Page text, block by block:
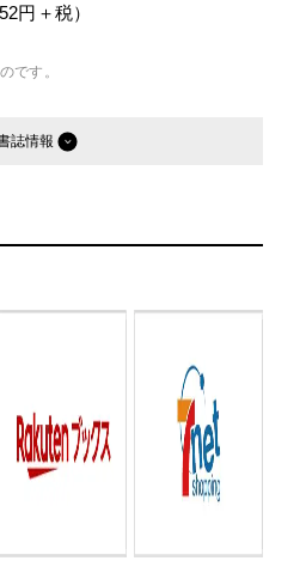
円＋税）
です。
誌情報
9784344020368